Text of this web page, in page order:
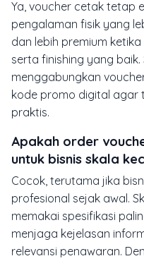
Ya, voucher cetak tetap
pengalaman fisik yang
dan lebih premium
serta finishing yang
menggabungkan
kode promo digital agar
praktis.
Apakah order
untuk bisnis skala
Cocok, terutama jika
profesional sejak awal.
memakai spesifikasi
menjaga kejelasan
relevansi penawaran.